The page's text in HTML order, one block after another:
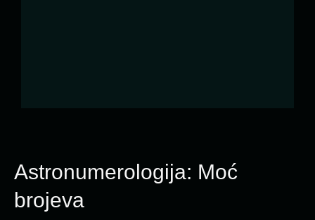
Astronumerologija: Moć
brojeva